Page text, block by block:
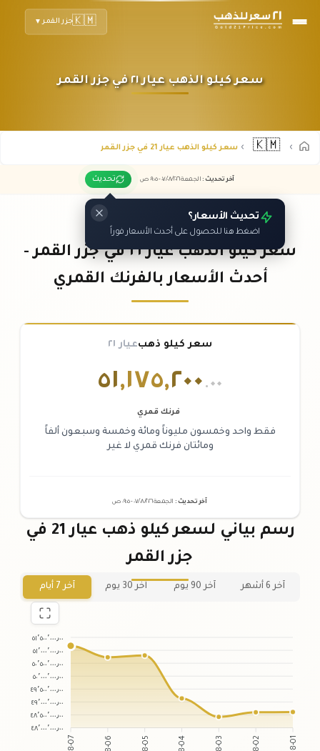
🇰🇲جزر القمر▼
سعر كيلو الذهب عيار ٢١ في جزر القمر
🇰🇲 سعر كيلو الذهب عيار 21 في جزر القمر
آخر تحديث : الجمعة ٠٧ /٠٨/٢٠٢٦ - ٠٩:٠٥ ص تحديث
تحديث الأسعار؟
اضغط هنا للحصول على أحدث الأسعار فوراً
سعر كيلو الذهب عيار ٢١ في جزر القمر -
أحدث الأسعار بالفرنك القمري
سعر كيلو ذهبعيار ٢١
٥١,١٧٥,٢٠٠ .٠٠
فرنك قمري
فقط واحد وخمسون مليوناً ومائة وخمسة وسبعون ألفاً
ومائتان فرنك قمري لا غير
آخر تحديث : الجمعة ٠٧ /٠٨/٢٠٢٦ - ٠٩:٠٥ ص
رسم بياني لسعر كيلو ذهب عيار 21 في
جزر القمر
آخر 6 أشهر آخر 90 يوم آخر 30 يوم آخر 7 أيام
٥١٬٥٠٠٬٠٠٠٫٠٠
٥١٬٠٠٠٬٠٠٠٫٠٠
٥٠٬٥٠٠٬٠٠٠٫٠٠
٥٠٬٠٠٠٬٠٠٠٫٠٠
٤٩٬٥٠٠٬٠٠٠٫٠٠
٤٩٬٠٠٠٬٠٠٠٫٠٠
٤٨٬٥٠٠٬٠٠٠٫٠٠
٤٨٬٠٠٠٬٠٠٠٫٠٠